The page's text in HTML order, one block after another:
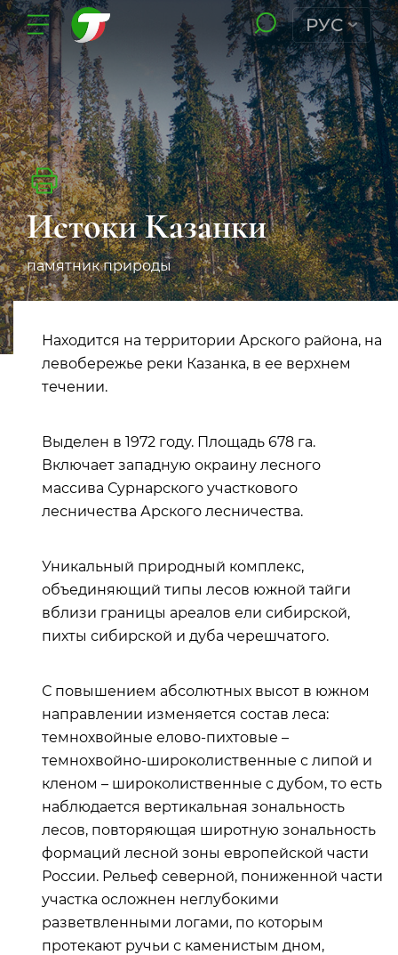
РУС
Истоки Казанки
памятник природы
Находится на территории Арского района, на
левобережье реки Казанка, в ее верхнем
течении.
Выделен в 1972 году. Площадь 678 га.
Включает западную окраину лесного
массива Сурнарского участкового
лесничества Арского лесничества.
Уникальный природный комплекс,
объединяющий типы лесов южной тайги
вблизи границы ареалов ели сибирской,
пихты сибирской и дуба черешчатого.
С повышением абсолютных высот в южном
направлении изменяется состав леса:
темнохвойные елово-пихтовые –
темнохвойно-широколиственные с липой и
кленом – широколиственные с дубом, то есть
наблюдается вертикальная зональность
лесов, повторяющая широтную зональность
формаций лесной зоны европейской части
России. Рельеф северной, пониженной части
участка осложнен неглубокими
разветвленными логами, по которым
протекают ручьи с каменистым дном,